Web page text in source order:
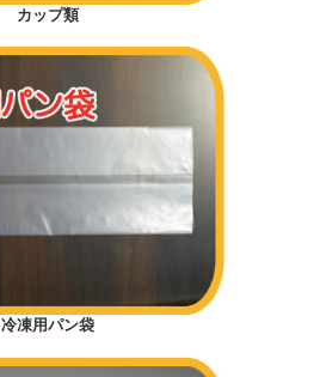
カップ類
冷凍用パン袋